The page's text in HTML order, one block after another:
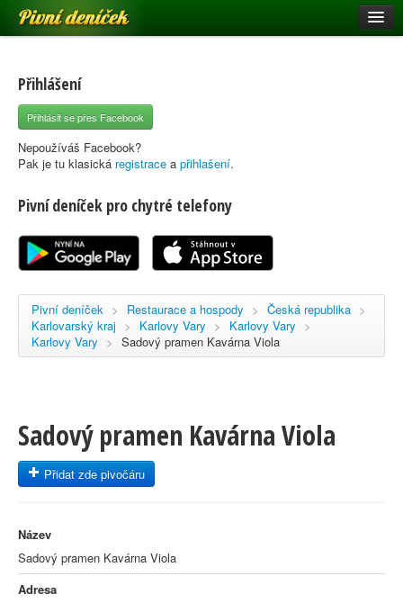
Pivní deníček
Pivní mapa
Pivní značky
Nápověda
Registrace
Přihlášení
Přihlásit se přes Facebook
Nepoužíváš Facebook?
Pak je tu klasická registrace a přihlašení.
Pivní deníček pro chytré telefony
Pivní deníček > Restaurace a hospody > Česká republika >
Karlovarský kraj > Karlovy Vary > Karlovy Vary >
Karlovy Vary > Sadový pramen Kavárna Viola
Sadový pramen Kavárna Viola
Přidat zde pivočáru
Název
Sadový pramen Kavárna Viola
Adresa